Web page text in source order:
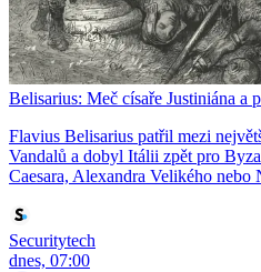
Belisarius: Meč císaře Justiniána a
Flavius Belisarius patřil mezi
Vandalů a dobyl Itálii zpět pro
Caesara, Alexandra Velikého nebo
Securitytech
dnes, 07:00